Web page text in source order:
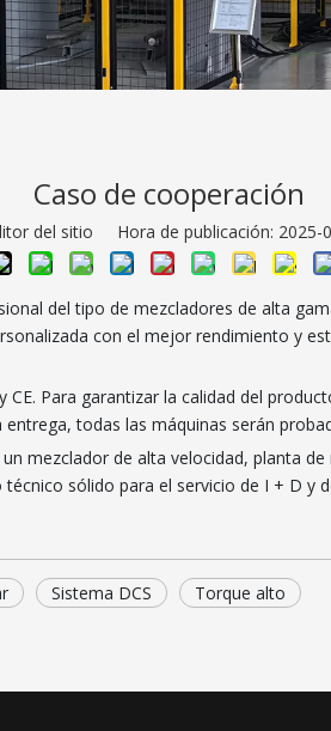
Caso de cooperación
del sitio Hora de publicación:
del tipo de mezcladores de alta
con el mejor rendimiento y
Para garantizar la calidad del
todas las máquinas serán
mezclador de alta velocidad, planta
sólido para el servicio de I + D y
Sistema DCS Torque alto